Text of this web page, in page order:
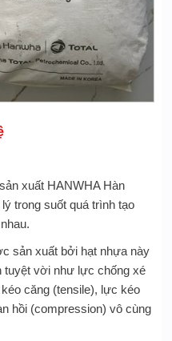
xuất HANWHA Hàn
trong suốt quá trình tạo
sản xuất bởi hạt nhựa này
vời như lực chống xé
căng (tensile), lực kéo
hồi (compression) vô cùng